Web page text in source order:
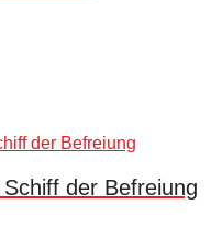
der Befreiung